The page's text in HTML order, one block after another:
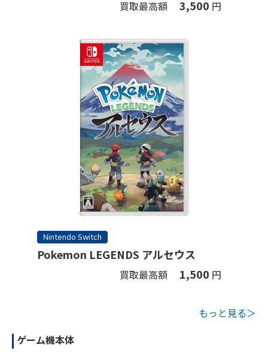
買取最高額 3,500 円
Nintendo Switch
Pokemon LEGENDS アルセウス
買取最高額 1,500 円
もっと見る＞
ゲーム機本体